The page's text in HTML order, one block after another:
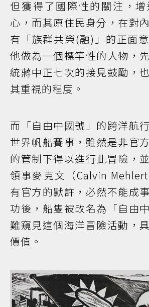
但獲得了國際性的關注，
心，而其原住民身分，在對
有「族群共榮(融)」的正面
他做為一個標竿性的人物，
統蔣中正七次的接見鼓勵，
其重視的程度。
而「自由中國號」的跨洋航
世界帆船賽事，雖然是非官
的管制下得以進行此冒險，
領事麥克文（Calvin
有官方的默許，必然不能成
功後，船隻被改名為「自由
難窺見這個海洋冒險活動，
價值。